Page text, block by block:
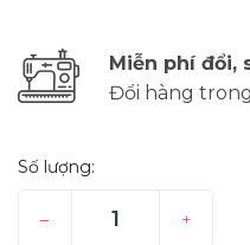
Miễn phí đổi,
Đổi hàng
Số lượng:
– +